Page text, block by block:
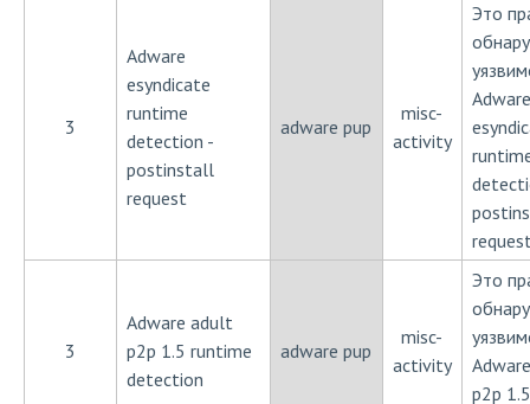
3
Adware
esyndicate
runtime
detection -
postinstall
request
adware pup
misc-
activity
Это
Adware
3
Adware adult
p2p 1.5 runtime
detection
adware pup
misc-
activity
Это
p2p